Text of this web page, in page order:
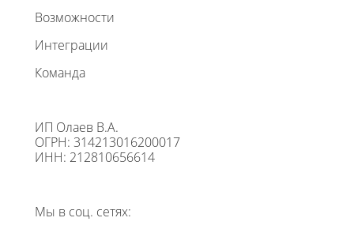
Возможности
Интеграции
Команда
ИП Олаев В.А.
ОГРН: 314213016200017
ИНН: 212810656614
Мы в соц. сетях: